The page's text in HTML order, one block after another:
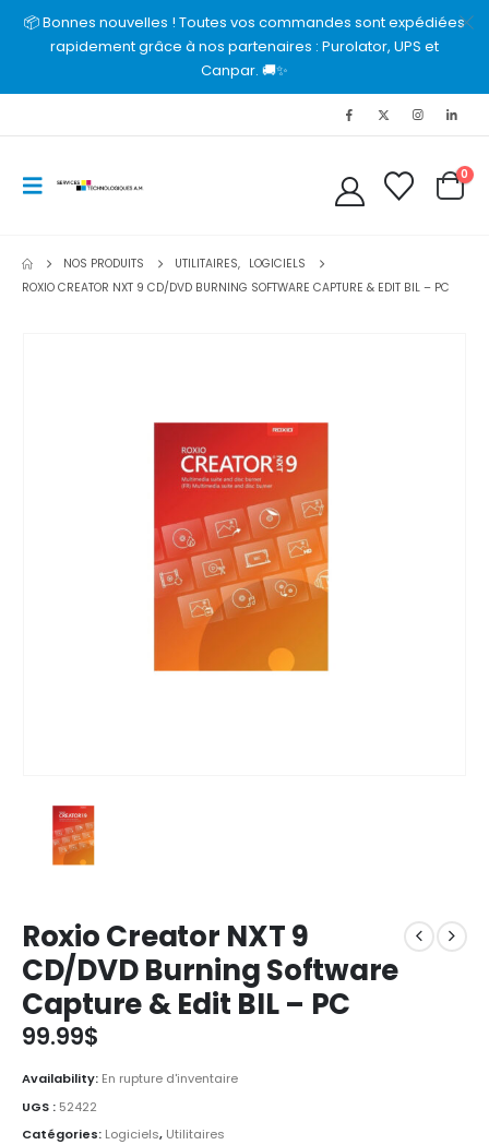
📦 Bonnes nouvelles ! Toutes vos commandes sont expédiées
rapidement grâce à nos partenaires : Purolator, UPS et
Canpar. 🚚✨
0
NOS PRODUITS UTILITAIRES, LOGICIELS
ROXIO CREATOR NXT 9 CD/DVD BURNING SOFTWARE CAPTURE & EDIT BIL – PC
Roxio Creator NXT 9
CD/DVD Burning Software
Capture & Edit BIL – PC
99.99$
Availability: En rupture d'inventaire
UGS : 52422
Catégories: Logiciels, Utilitaires